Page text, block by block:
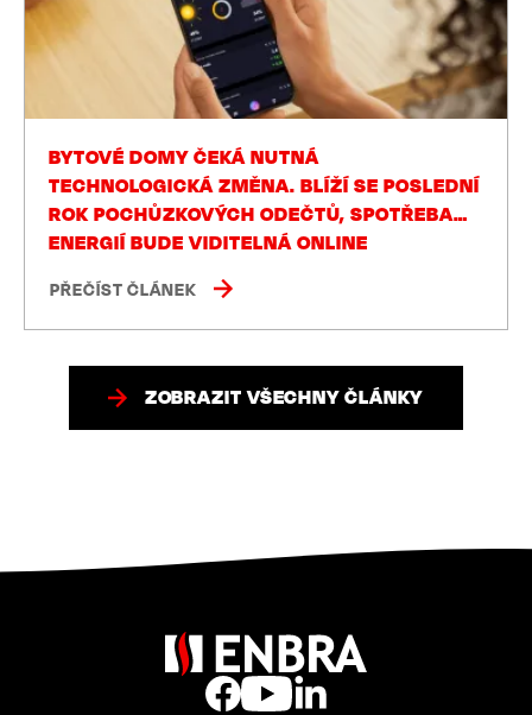
BYTOVÉ DOMY ČEKÁ NUTNÁ
TECHNOLOGICKÁ ZMĚNA. BLÍŽÍ SE POSLEDNÍ
ROK POCHŮZKOVÝCH ODEČTŮ, SPOTŘEBA
ENERGIÍ BUDE VIDITELNÁ ONLINE
PŘEČÍST ČLÁNEK
ZOBRAZIT VŠECHNY ČLÁNKY